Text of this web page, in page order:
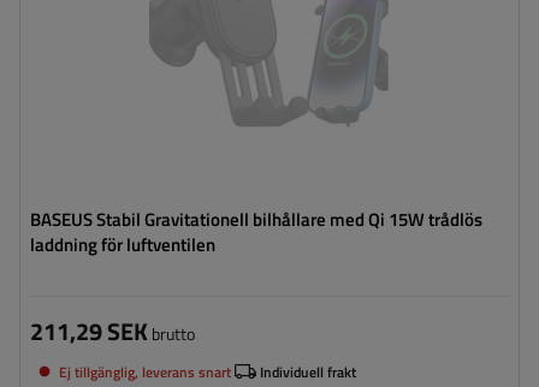
BASEUS Stabil Gravitationell bilhållare med Qi 15W trådlös
laddning för luftventilen
211,29 SEKbrutto
Ej tillgänglig, leverans snart Individuell frakt